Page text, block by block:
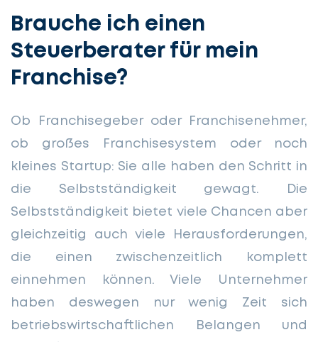
Brauche ich einen
Steuerberater für mein
Franchise?
Ob Franchisegeber oder Franchisenehmer,
ob großes Franchisesystem oder noch
kleines Startup: Sie alle haben den Schritt in
die Selbstständigkeit gewagt. Die
Selbstständigkeit bietet viele Chancen aber
gleichzeitig auch viele Herausforderungen,
die einen zwischenzeitlich komplett
einnehmen können. Viele Unternehmer
haben deswegen nur wenig Zeit sich
betriebswirtschaftlichen Belangen und